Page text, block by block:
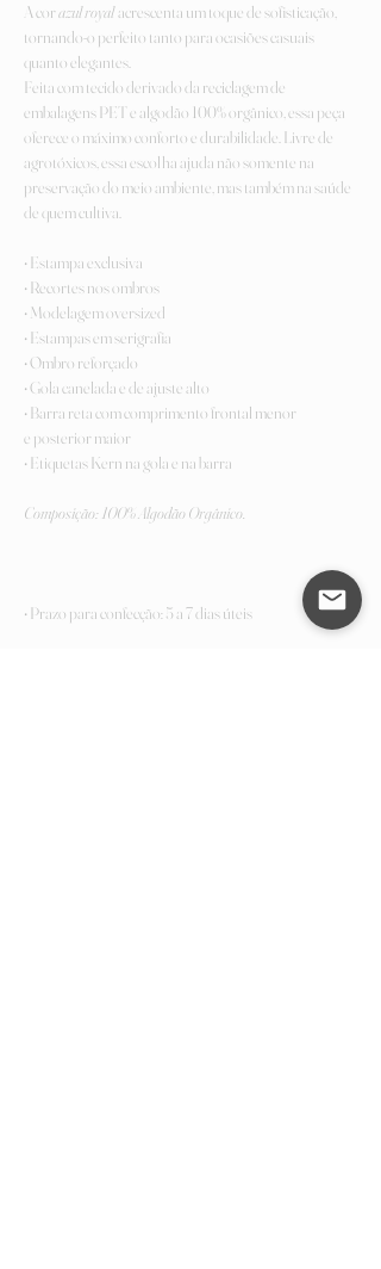
A corazul royalacrescenta um toque de sofisticação,
tornando-o perfeito tanto para ocasiões casuais
quanto elegantes.
Feita com tecido derivado da reciclagem de
embalagens PET e algodão 100% orgânico, essa peça
oferece o máximo conforto e durabilidade. Livre de
agrotóxicos, essa escolha ajuda não somente na
preservação do meio ambiente, mas também na saúde
de quem cultiva.
• Estampa exclusiva
• Recortes nos ombros
• Modelagem oversized
• Estampas em serigrafia
• Ombro reforçado
• Gola canelada e de ajuste alto
• Barra reta com comprimento frontal menor
e posterior maior
• Etiquetas Kern na gola e na barra
Composição: 100% Algodão Orgânico.
• Prazo para confecção: 5 a 7 dias úteis